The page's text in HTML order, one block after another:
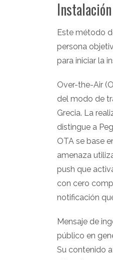
Este método
persona
para iniciar la
Over-the-Air
del modo de
Grecia. La
distingue a
OTA se base
amenaza
push que
con cero
notificación
Mensaje de
público en
Su contenido